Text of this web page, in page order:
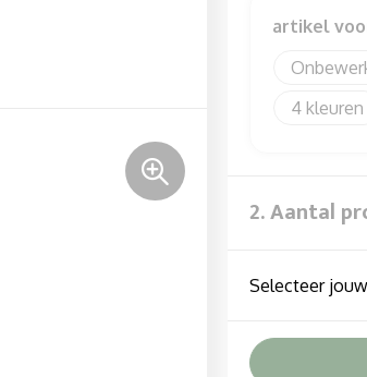
artikel
4
2. Aantal
Selecteer